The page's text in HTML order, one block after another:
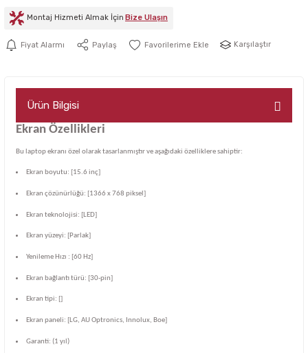
Montaj Hizmeti Almak İçin Bize Ulaşın
Fiyat Alarmı Paylaş Karşılaştır
Ürün Bilgisi
Ekran Özellikleri
Bu laptop ekranı özel olarak tasarlanmıştır ve aşağıdaki özelliklere sahiptir:
Ekran boyutu: [15.6 inç]
Ekran çözünürlüğü: [1366 x 768 piksel]
Ekran teknolojisi: [LED]
Ekran yüzeyi: [Parlak]
Yenileme Hızı : [60 Hz]
Ekran bağlantı türü: [30-pin]
Ekran tipi: []
Ekran paneli: [LG, AU Optronics, Innolux, Boe]
Garanti: (1 yıl)